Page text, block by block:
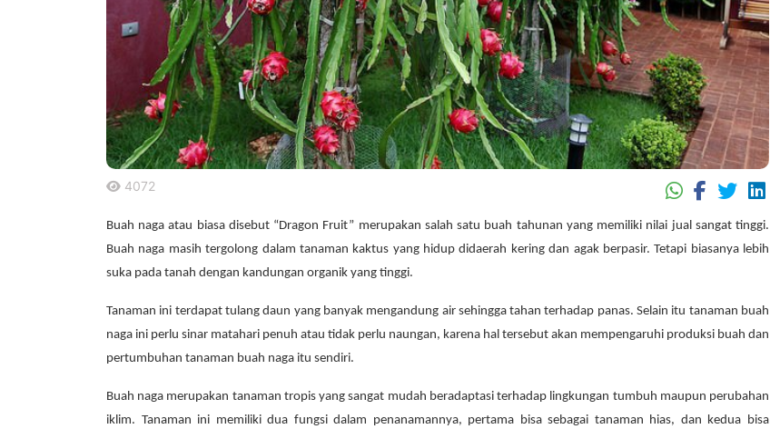
4072
Buah naga atau biasa disebut “Dragon Fruit” merupakan salah satu buah tahunan yang memiliki nilai jual sangat tinggi.
Buah naga masih tergolong dalam tanaman kaktus yang hidup didaerah kering dan agak berpasir. Tetapi biasanya lebih
suka pada tanah dengan kandungan organik yang tinggi.
Tanaman ini terdapat tulang daun yang banyak mengandung air sehingga tahan terhadap panas. Selain itu tanaman buah
naga ini perlu sinar matahari penuh atau tidak perlu naungan, karena hal tersebut akan mempengaruhi produksi buah dan
pertumbuhan tanaman buah naga itu sendiri.
Buah naga merupakan tanaman tropis yang sangat mudah beradaptasi terhadap lingkungan tumbuh maupun perubahan
iklim. Tanaman ini memiliki dua fungsi dalam penanamannya, pertama bisa sebagai tanaman hias, dan kedua bisa